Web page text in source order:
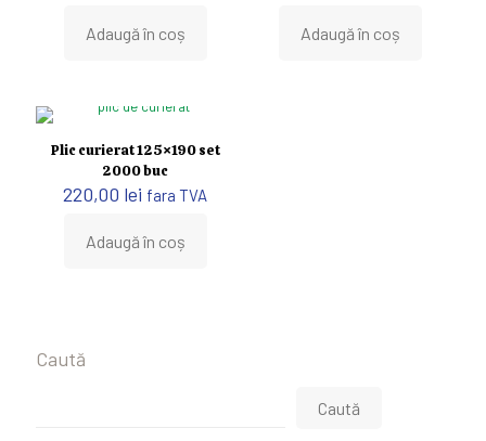
Adaugă în coș Adaugă în coș
Plic curierat 125×190 set
2000 buc
220,00 lei fara TVA
Adaugă în coș
Caută
Caută